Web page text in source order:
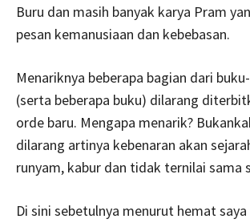
Buru dan masih banyak karya Pram
pesan kemanusiaan dan kebebasan.
Menariknya beberapa bagian dari
(serta beberapa buku) dilarang
orde baru. Mengapa menarik?
dilarang artinya kebenaran akan
runyam, kabur dan tidak ternilai sama
Di sini sebetulnya menurut hemat